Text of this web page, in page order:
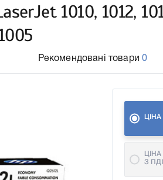
1010, 1012,
Рекомендовані товари 0
ЦІНА
ЦІНА
З